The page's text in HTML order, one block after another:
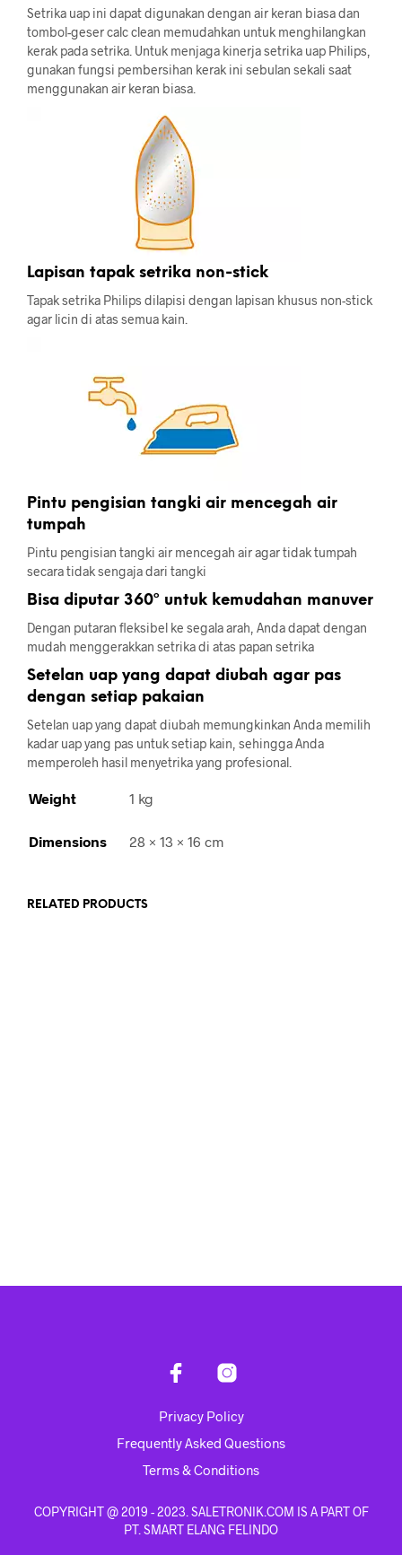
Setrika uap ini dapat digunakan dengan air keran biasa dan
tombol-geser calc clean memudahkan untuk menghilangkan
kerak pada setrika. Untuk menjaga kinerja setrika uap Philips,
gunakan fungsi pembersihan kerak ini sebulan sekali saat
menggunakan air keran biasa.
Lapisan tapak setrika non-stick
Tapak setrika Philips dilapisi dengan lapisan khusus non-stick
agar licin di atas semua kain.
Pintu pengisian tangki air mencegah air
tumpah
Pintu pengisian tangki air mencegah air agar tidak tumpah
secara tidak sengaja dari tangki
Bisa diputar 360º untuk kemudahan manuver
Dengan putaran fleksibel ke segala arah, Anda dapat dengan
mudah menggerakkan setrika di atas papan setrika
Setelan uap yang dapat diubah agar pas
dengan setiap pakaian
Setelan uap yang dapat diubah memungkinkan Anda memilih
kadar uap yang pas untuk setiap kain, sehingga Anda
memperoleh hasil menyetrika yang profesional.
Weight 1 kg
Dimensions 28 × 13 × 16 cm
RELATED PRODUCTS
Privacy Policy
Frequently Asked Questions
Terms & Conditions
COPYRIGHT @ 2019 - 2023. SALETRONIK.COM IS A PART OF
PT. SMART ELANG FELINDO